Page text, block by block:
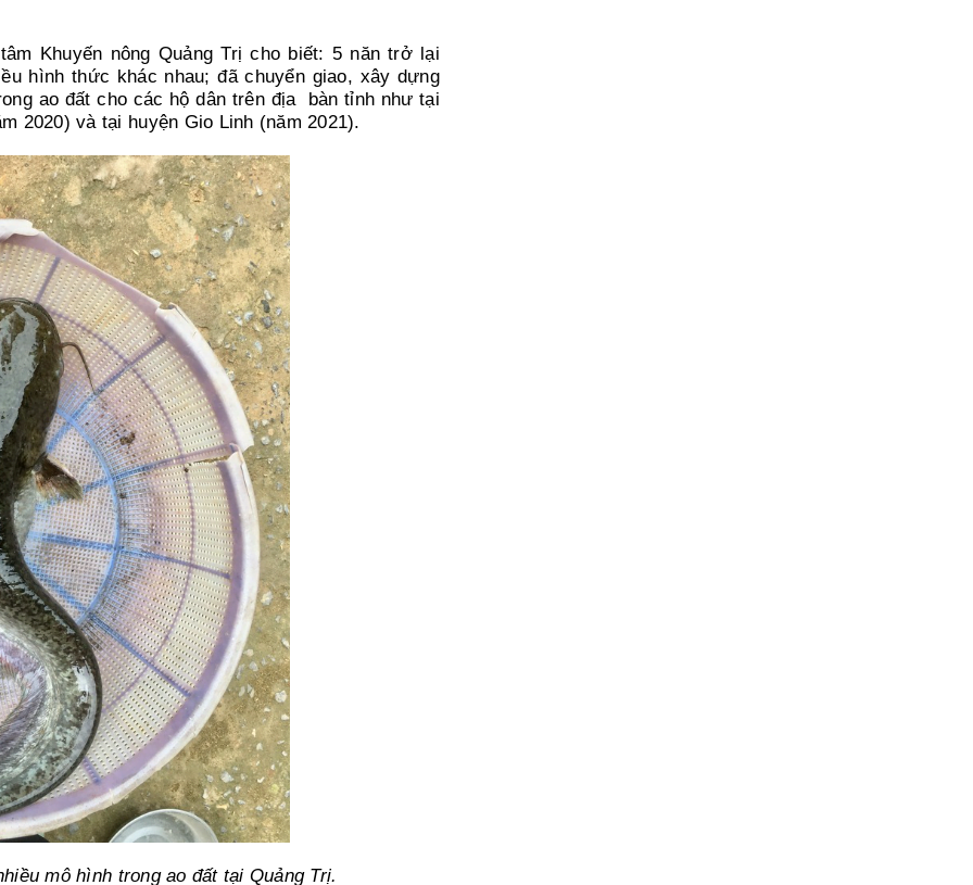
Khuyến nông Quảng Trị cho biết: 5 năn trở lại
hình thức khác nhau; đã chuyển giao, xây dựng
ao đất cho các hộ dân trên địa bàn tỉnh như tại
2020) và tại huyện Gio Linh (năm 2021).
mô hình trong ao đất tại Quảng Trị.